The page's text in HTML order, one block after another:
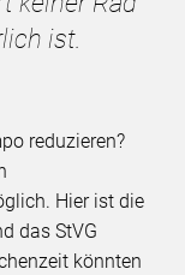
ist.
reduzieren?
Hier ist die
das StVG
könnten